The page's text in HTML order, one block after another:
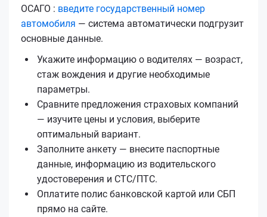
ОСАГО : введите государственный номер
автомобиля — система автоматически подгрузит
основные данные.
Укажите информацию о водителях — возраст,
стаж вождения и другие необходимые
параметры.
Сравните предложения страховых компаний
— изучите цены и условия, выберите
оптимальный вариант.
Заполните анкету — внесите паспортные
данные, информацию из водительского
удостоверения и СТС/ПТС.
Оплатите полис банковской картой или СБП
прямо на сайте.